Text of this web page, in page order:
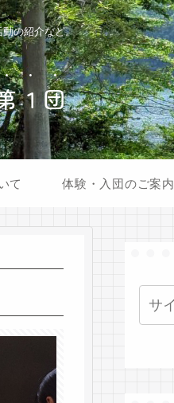
の紹介など。
１団
て 体験・入団のご案内